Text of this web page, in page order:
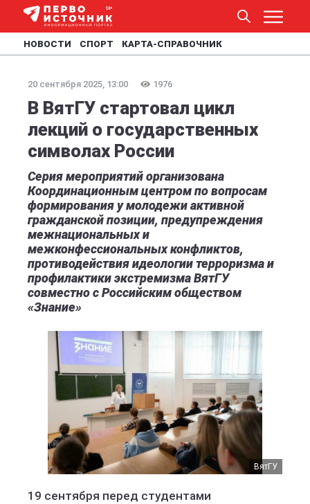
НОВОСТИ СПОРТ КАРТА-СПРАВОЧНИК
20 сентября 2025, 13:00 1976
В ВятГУ стартовал цикл
лекций о государственных
символах России
Серия мероприятий организована
Координационным центром по вопросам
формирования у молодежи активной
гражданской позиции, предупреждения
межнациональных и
межконфессиональных конфликтов,
противодействия идеологии терроризма и
профилактики экстремизма ВятГУ
совместно с Российским обществом
«Знание»
ВятГУ
19 сентября перед студентами